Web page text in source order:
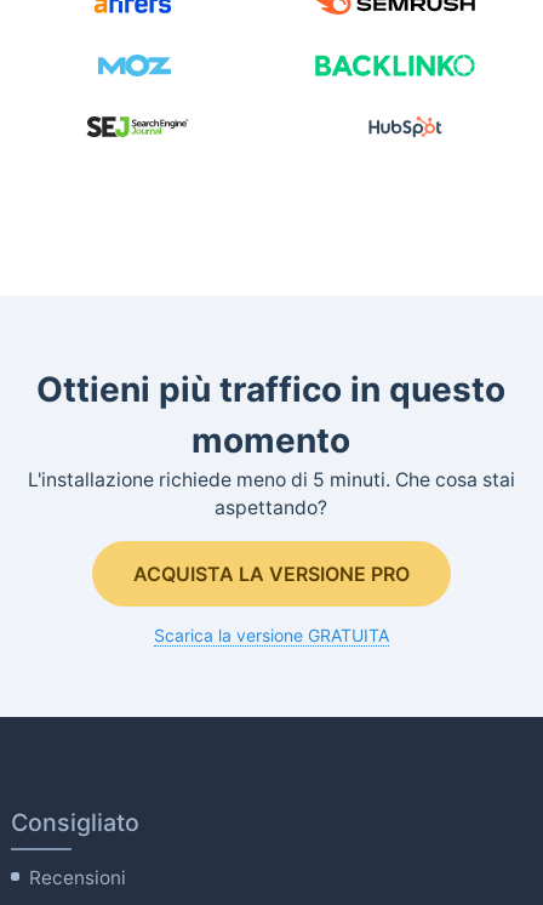
Ottieni più traffico in questo
momento
L'installazione richiede meno di 5 minuti. Che cosa stai
aspettando?
ACQUISTA LA VERSIONE PRO
Scarica la versione GRATUITA
Consigliato
Recensioni